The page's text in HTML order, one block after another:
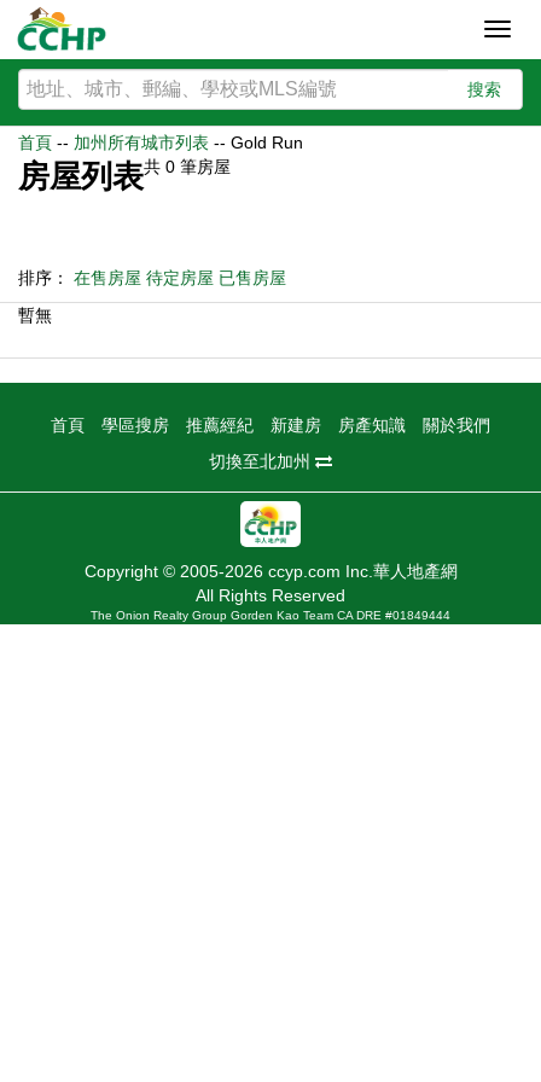
搜索
首頁 -- 加州所有城市列表 -- Gold Run
房屋列表共 0 筆房屋
排序： 在售房屋 待定房屋 已售房屋
暫無
首頁 學區搜房 推薦經紀 新建房 房產知識
關於我們
切換至北加州
Copyright © 2005-2026 ccyp.com Inc.華人地產網
All Rights Reserved
The Onion Realty Group Gorden Kao Team CA DRE #01849444